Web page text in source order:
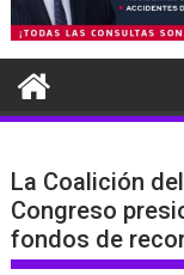
La Coalición
Congreso
fondos de